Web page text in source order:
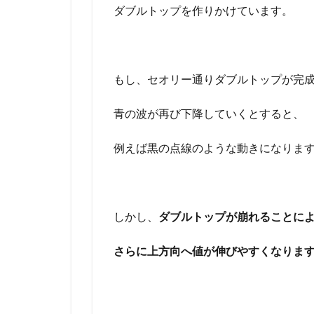
ダブルトップを作りかけています。
もし、セオリー通りダブルトップが完成
青の波が再び下降していくとすると、
例えば黒の点線のような動きになります
しかし、 ダブルトップが崩れることによ
さらに上方向へ値が伸びやすくなりま